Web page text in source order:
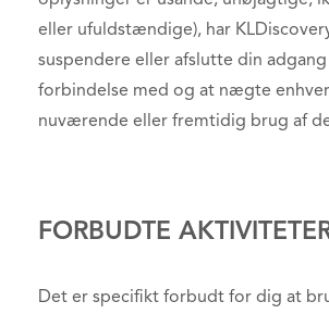
eller ufuldstændige), har
suspendere eller afslutte din
forbindelse med og at nægte
nuværende eller fremtidig brug af
FORBUDTE
Det er specifikt forbudt for dig at